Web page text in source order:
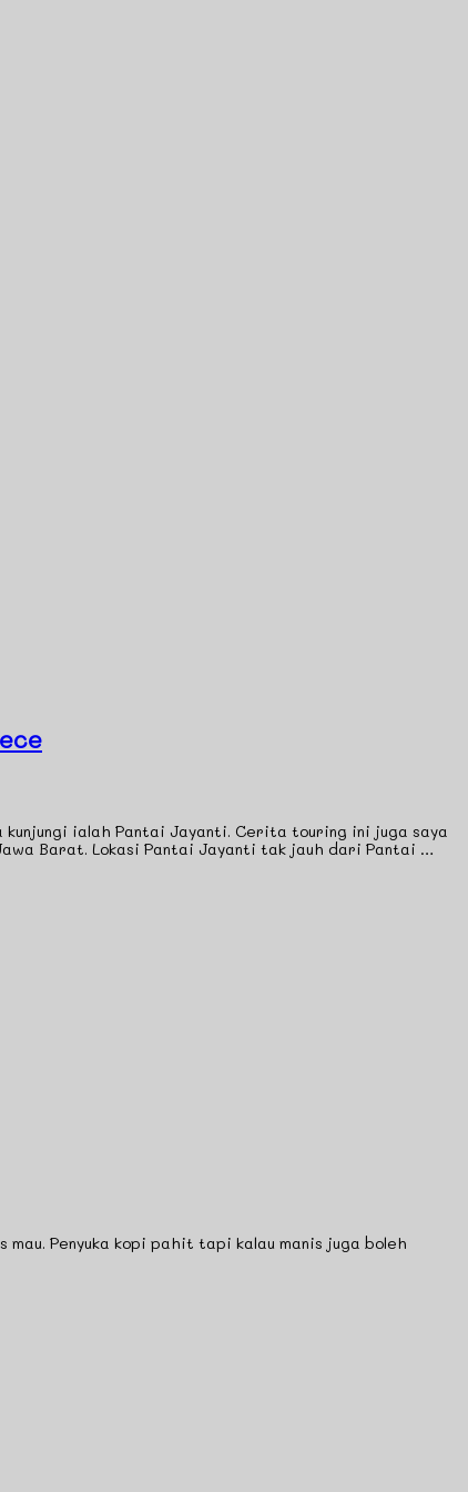
kunjungi ialah Pantai Jayanti. Cerita touring ini juga saya
Barat. Lokasi Pantai Jayanti tak jauh dari Pantai …
Penyuka kopi pahit tapi kalau manis juga boleh